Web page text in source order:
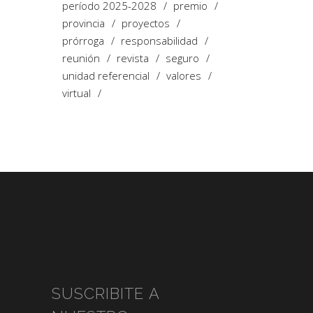
período 2025-2028
premio
provincia
proyectos
prórroga
responsabilidad
reunión
revista
seguro
unidad referencial
valores
virtual
SUSCRIBITE A